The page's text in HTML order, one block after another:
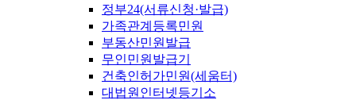
정부24(서류신청·발급)
가족관계등록민원
부동산민원발급
무인민원발급기
건축인허가민원(세움터)
대법원인터넷등기소